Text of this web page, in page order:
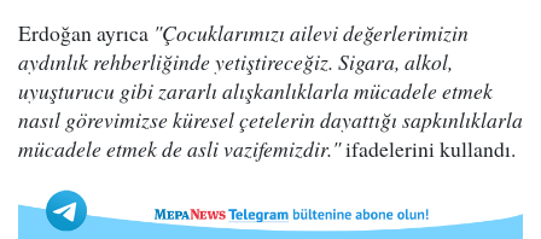
Erdoğan ayrıca "Çocuklarımızı ailevi değerlerimizin
aydınlık rehberliğinde yetiştireceğiz. Sigara, alkol,
uyuşturucu gibi zararlı alışkanlıklarla mücadele etmek
nasıl görevimizse küresel çetelerin dayattığı sapkınlıklarla
mücadele etmek de asli vazifemizdir."ifadelerini kullandı.